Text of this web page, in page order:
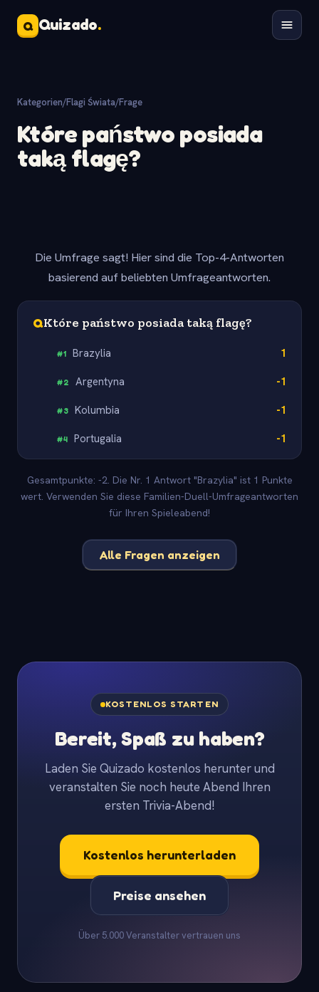
Q Quizado.
Kategorien/Flagi Świata/Frage
Które państwo posiada
taką flagę?
Die Umfrage sagt! Hier sind die Top-4-Antworten
basierend auf beliebten Umfrageantworten.
QKtóre państwo posiada taką flagę?
#1 Brazylia 1
#2 Argentyna -1
#3 Kolumbia -1
#4 Portugalia -1
Gesamtpunkte: -2. Die Nr. 1 Antwort "Brazylia" ist 1 Punkte
wert. Verwenden Sie diese Familien-Duell-Umfrageantworten
für Ihren Spieleabend!
Alle Fragen anzeigen
KOSTENLOS STARTEN
Bereit, Spaß zu haben?
Laden Sie Quizado kostenlos herunter und
veranstalten Sie noch heute Abend Ihren
ersten Trivia-Abend!
Kostenlos herunterladen
Preise ansehen
Über 5.000 Veranstalter vertrauen uns